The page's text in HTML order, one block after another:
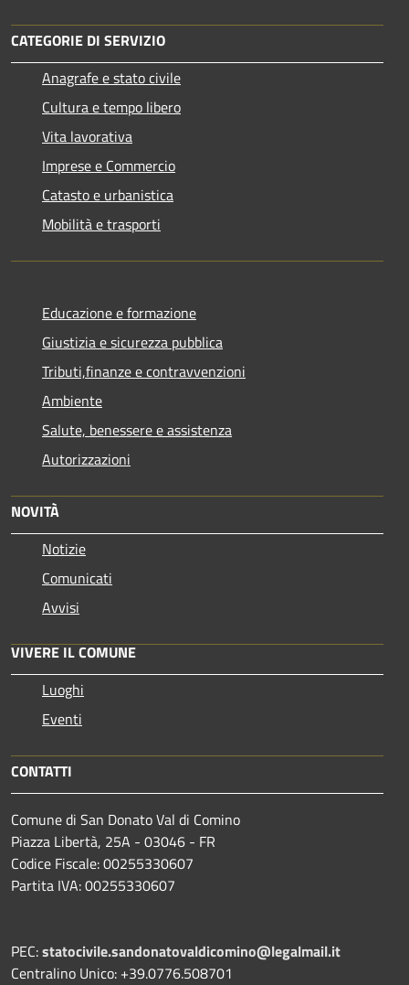
CATEGORIE DI SERVIZIO
Anagrafe e stato civile
Cultura e tempo libero
Vita lavorativa
Imprese e Commercio
Catasto e urbanistica
Mobilità e trasporti
Educazione e formazione
Giustizia e sicurezza pubblica
Tributi,finanze e contravvenzioni
Ambiente
Salute, benessere e assistenza
Autorizzazioni
NOVITÀ
Notizie
Comunicati
Avvisi
VIVERE IL COMUNE
Luoghi
Eventi
CONTATTI
Comune di San Donato Val di Comino
Piazza Libertà, 25A - 03046 - FR
Codice Fiscale: 00255330607
Partita IVA: 00255330607
PEC:statocivile.sandonatovaldicomino@legalmail.it
Centralino Unico: +39.0776.508701